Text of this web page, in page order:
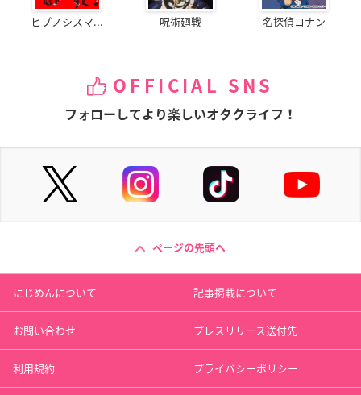
ヒプノシスマ... 呪術廻戦 名探偵コナン
OFFICIAL SNS
フォローしてより楽しいオタクライフ！
ページの先頭へ
にじめんについて 記事掲載について
お問い合わせ プレスリリース送付先
利用規約 プライバシーポリシー